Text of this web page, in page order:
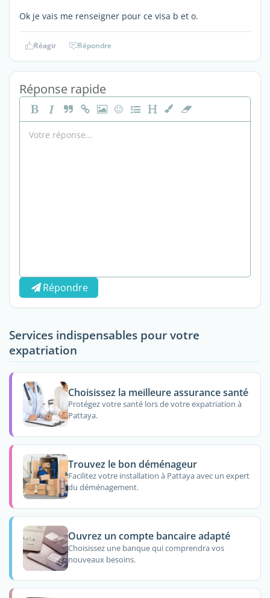
Ok je vais me renseigner pour ce visa b et o.
Réagir Répondre
Réponse rapide
Répondre
Services indispensables pour votre
expatriation
Choisissez la meilleure assurance santé
Protégez votre santé lors de votre expatriation à
Pattaya.
Trouvez le bon déménageur
Facilitez votre installation à Pattaya avec un expert
du déménagement.
Ouvrez un compte bancaire adapté
Choisissez une banque qui comprendra vos
nouveaux besoins.